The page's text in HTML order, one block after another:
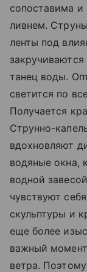
сопоставима и
ливнем.
ленты под
танец воды.
светится по
Получается
Струнно-
вдохновляют
водяные окна,
водной
чувствуют
скульптуры и
еще более
важный
ветра.